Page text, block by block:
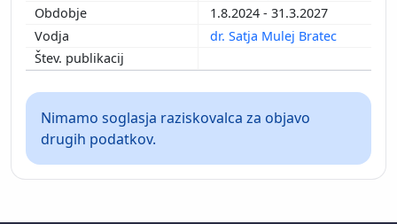
1.8.2024 - 31.3.2027
dr. Satja Mulej Bratec
Nimamo soglasja raziskovalca za objavo
drugih podatkov.